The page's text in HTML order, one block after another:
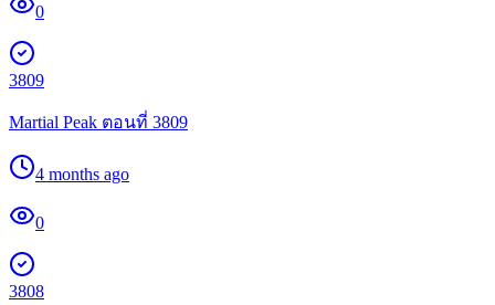
0
3809
Martial Peak ตอนที่ 3809
4 months ago
0
3808